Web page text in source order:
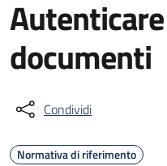
documenti
Condividi
Normativa di riferimento